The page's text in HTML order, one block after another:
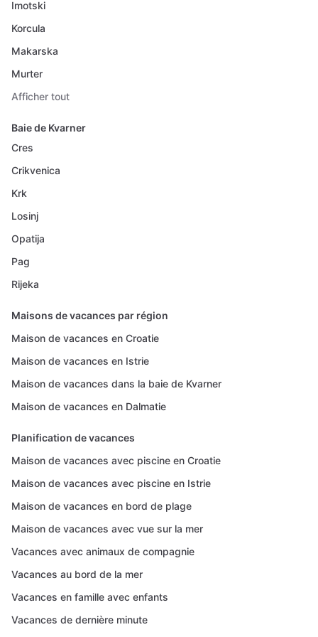
Imotski
Korcula
Makarska
Murter
Afficher tout
Baie de Kvarner
Cres
Crikvenica
Krk
Losinj
Opatija
Pag
Rijeka
Maisons de vacances par région
Maison de vacances en Croatie
Maison de vacances en Istrie
Maison de vacances dans la baie de Kvarner
Maison de vacances en Dalmatie
Planification de vacances
Maison de vacances avec piscine en Croatie
Maison de vacances avec piscine en Istrie
Maison de vacances en bord de plage
Maison de vacances avec vue sur la mer
Vacances avec animaux de compagnie
Vacances au bord de la mer
Vacances en famille avec enfants
Vacances de dernière minute